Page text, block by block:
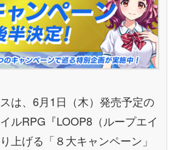
は、6月1日（木）発売予定の
ルRPG『LOOP8（ループエイ
上げる「８大キャンペーン」